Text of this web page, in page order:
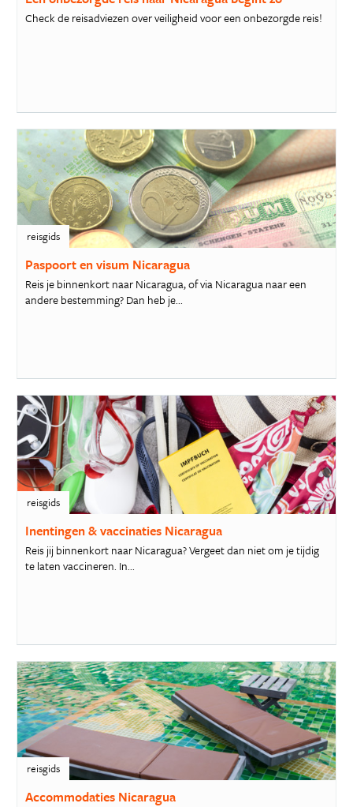
Check de reisadviezen over veiligheid voor een onbezorgde reis!
reisgids
Paspoort en visum Nicaragua
Reis je binnenkort naar Nicaragua, of via Nicaragua naar een
andere bestemming? Dan heb je...
reisgids
Inentingen & vaccinaties Nicaragua
Reis jij binnenkort naar Nicaragua? Vergeet dan niet om je tijdig
te laten vaccineren. In...
reisgids
Accommodaties Nicaragua